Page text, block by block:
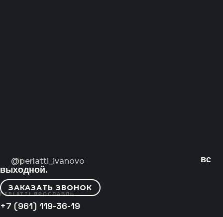
@perlatti_ivanovo
вс
выходной.
ЗАКАЗАТЬ ЗВОНОК
PERLATTI ЯРОСЛАВЛЬ
+7 (961) 119-36-19